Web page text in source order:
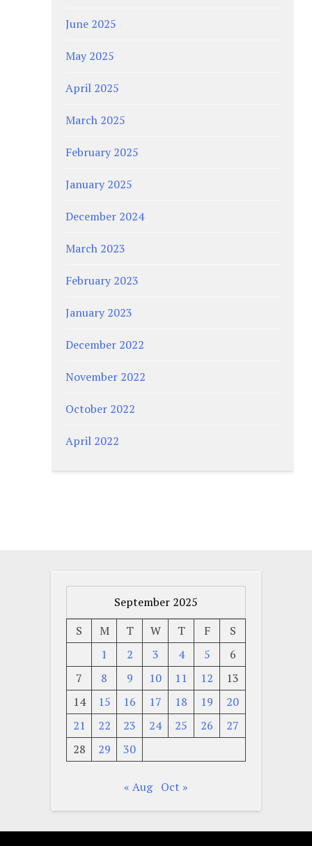
June 2025
May 2025
April 2025
March 2025
February 2025
January 2025
December 2024
March 2023
February 2023
January 2023
December 2022
November 2022
October 2022
April 2022
September 2025
S
M T W T F
S
1
2 3 4 5
6
7
8 9 10 11 12
13
14
15 16 17 18 19
20
21
22 23 24 25 26
27
28
29 30
« Aug Oct »